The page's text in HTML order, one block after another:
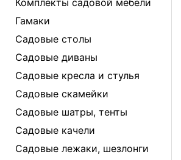
Комплекты садовой мебели
Гамаки
Садовые столы
Садовые диваны
Садовые кресла и стулья
Садовые скамейки
Садовые шатры, тенты
Садовые качели
Садовые лежаки, шезлонги